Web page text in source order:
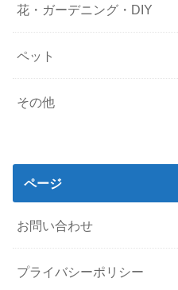
花・ガーデニング・DIY
ペット
その他
ページ
お問い合わせ
プライバシーポリシー